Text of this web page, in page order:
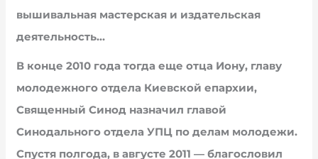
вышивальная мастерская и издательская
деятельность…
В конце 2010 года тогда еще отца Иону, главу
молодежного отдела Киевской епархии,
Священный Синод назначил главой
Синодального отдела УПЦ по делам молодежи.
Спустя полгода, в августе 2011 — благословил